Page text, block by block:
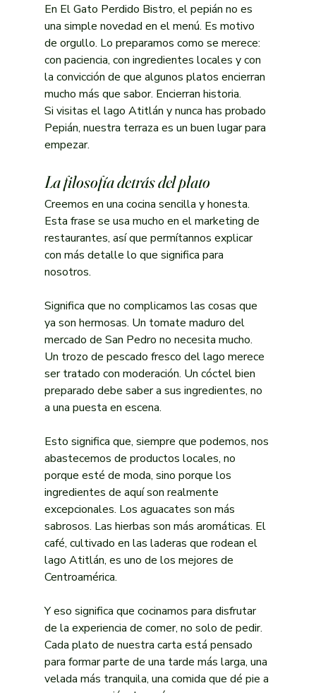
En El Gato Perdido Bistro, el pepián no es
una simple novedad en el menú. Es motivo
de orgullo. Lo preparamos como se merece:
con paciencia, con ingredientes locales y con
la convicción de que algunos platos encierran
mucho más que sabor. Encierran historia.
Si visitas el lago Atitlán y nunca has probado
Pepián, nuestra terraza es un buen lugar para
empezar.
La filosofía detrás del plato
Creemos en una cocina sencilla y honesta.
Esta frase se usa mucho en el marketing de
restaurantes, así que permítannos explicar
con más detalle lo que significa para
nosotros.
Significa que no complicamos las cosas que
ya son hermosas. Un tomate maduro del
mercado de San Pedro no necesita mucho.
Un trozo de pescado fresco del lago merece
ser tratado con moderación. Un cóctel bien
preparado debe saber a sus ingredientes, no
a una puesta en escena.
Esto significa que, siempre que podemos, nos
abastecemos de productos locales, no
porque esté de moda, sino porque los
ingredientes de aquí son realmente
excepcionales. Los aguacates son más
sabrosos. Las hierbas son más aromáticas. El
café, cultivado en las laderas que rodean el
lago Atitlán, es uno de los mejores de
Centroamérica.
Y eso significa que cocinamos para disfrutar
de la experiencia de comer, no solo de pedir.
Cada plato de nuestra carta está pensado
para formar parte de una tarde más larga, una
velada más tranquila, una comida que dé pie a